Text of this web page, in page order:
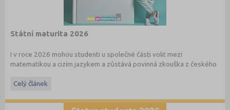
Státní maturita 2026
I v roce 2026 mohou studenti u společné části volit mezi
matematikou a cizím jazykem a zůstává povinná zkouška z českého
informacemi.
Celý článek